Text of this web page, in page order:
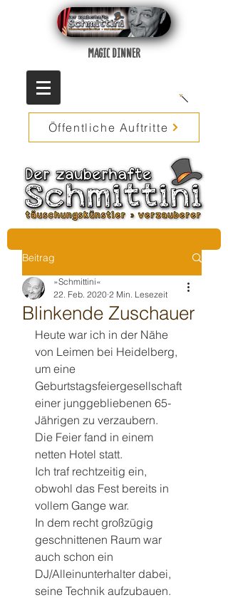
MAGIC DINNER
Öffentliche Auftritte
Beitrag
Blinkende Zuschauer
»Schmittini«
22. Feb. 2020 2 Min. Lesezeit
Heute war ich in der Nähe
von Leimen bei Heidelberg,
um eine
Geburtstagsfeiergesellschaft
einer junggebliebenen 65-
Jährigen zu verzaubern.
Die Feier fand in einem
netten Hotel statt.
Ich traf rechtzeitig ein,
obwohl das Fest bereits in
vollem Gange war.
In dem recht großzügig
geschnittenen Raum war
auch schon ein
DJ/Alleinunterhalter dabei,
seine Technik aufzubauen.